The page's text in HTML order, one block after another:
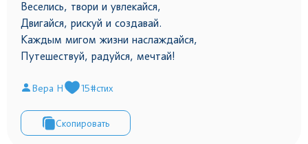
Веселись, твори и увлекайся,
Двигайся, рискуй и создавай.
Каждым мигом жизни наслаждайся,
Путешествуй, радуйся, мечтай!
Вера Н 15#стих
Скопировать